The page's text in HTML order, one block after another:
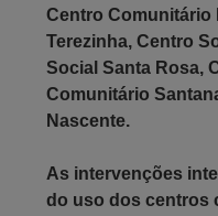
Centro Comunitário
Terezinha, Centro
Social Santa Rosa,
Comunitário
Nascente.
As intervenções
do uso dos centros